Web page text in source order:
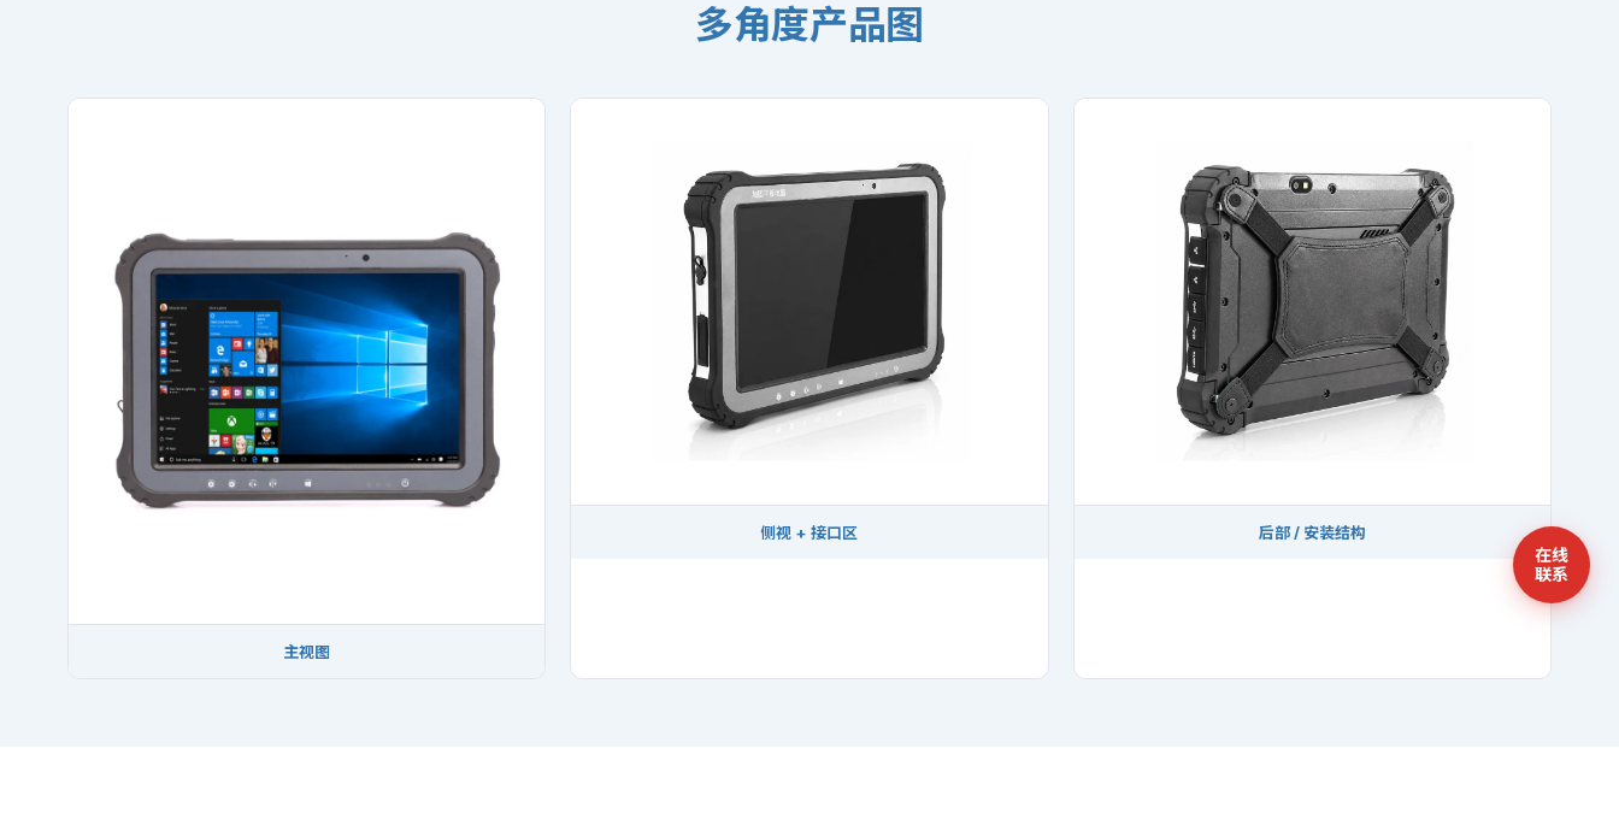
多角度产品图
主视图
侧视 + 接口区 后部 / 安装结构
在线
联系